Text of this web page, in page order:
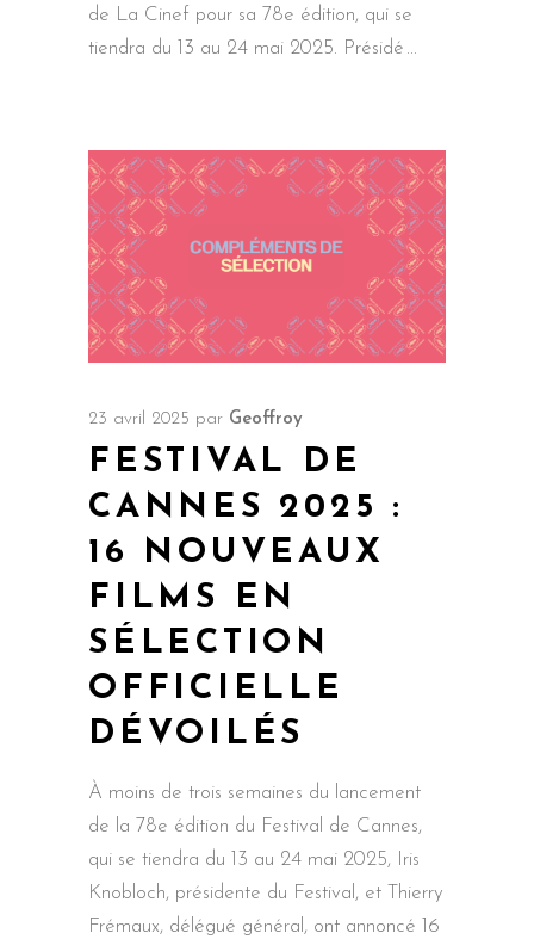
de La Cinef pour sa 78e édition, qui se
tiendra du 13 au 24 mai 2025. Présidé
23 avril 2025 par Geoffroy
FESTIVAL DE
CANNES 2025 :
16 NOUVEAUX
FILMS EN
SÉLECTION
OFFICIELLE
DÉVOILÉS
À moins de trois semaines du lancement
de la 78e édition du Festival de Cannes,
qui se tiendra du 13 au 24 mai 2025, Iris
Knobloch, présidente du Festival, et Thierry
Frémaux, délégué général, ont annoncé 16